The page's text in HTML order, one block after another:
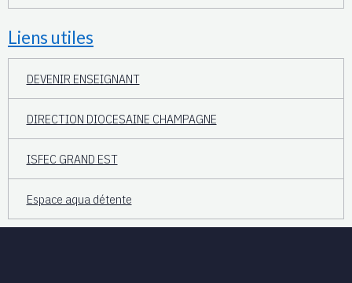
Liens utiles
DEVENIR ENSEIGNANT
DIRECTION DIOCESAINE CHAMPAGNE
ISFEC GRAND EST
Espace aqua détente